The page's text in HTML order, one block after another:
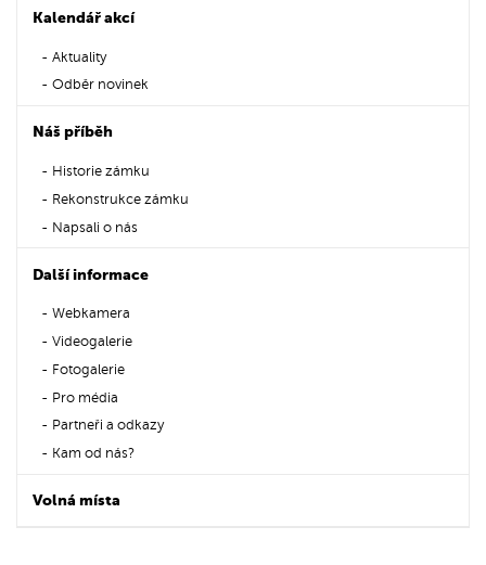
Kalendář akcí
Aktuality
Odběr novinek
Náš příběh
Historie zámku
Rekonstrukce zámku
Napsali o nás
Další informace
Webkamera
Videogalerie
Fotogalerie
Pro média
Partneři a odkazy
Kam od nás?
Volná místa